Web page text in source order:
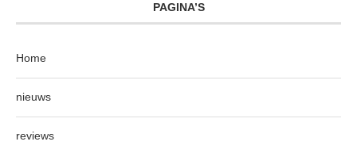
PAGINA’S
Home
nieuws
reviews